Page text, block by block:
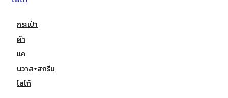
กระเป๋า
ผ้า
แค
นวาส+สกรีน
โลโก้